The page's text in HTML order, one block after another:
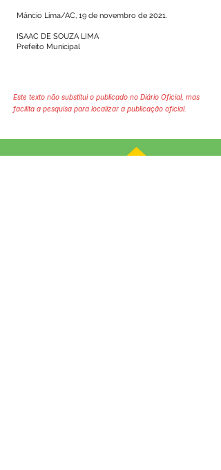
Mâncio Lima/AC, 19 de novembro de 2021.
ISAAC DE SOUZA LIMA
Prefeito Municipal
Este texto não substitui o publicado no Diário Oficial, mas
facilita a pesquisa para localizar a publicação oficial.